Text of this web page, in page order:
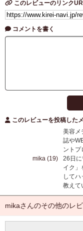
このレビューのリンク
コメントを書く
このレビューを投稿した
mika (19)
美容メ
誌や
ントプ
26日
イク」
して
教えて
mikaさんのその他のレ